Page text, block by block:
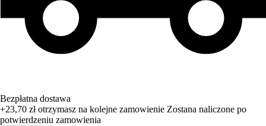
Bezpłatna dostawa
+23,70 złotrzymasz na kolejne zamowienie Zostana naliczone po
potwierdzeniu zamowienia